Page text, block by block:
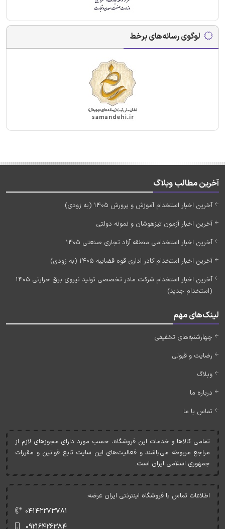
لوگوی رسانه‌های برخط
آخرین مطالب وبلاگ
آخرین اخبار استخدام آموزش و پرورش 1405 (به زودی)
آخرین اخبار آزمون تیزهوشان و نمونه دولتی
آخرین اخبار استخدامی منطقه آزاد تجاری صنعتی 1405
آخرین اخبار استخدام کادر اداری قوه قضاییه 1405 (به زودی)
آخرین اخبار استخدام شرکت مادر تخصصی تولید نیروی برق حرارتی 1405
(استخدام جدید)
لینک‌های مهم
چهارشنبه‌های تخفیفی
رضایت و قبولی
وبلاگ
درباره ما
تماس با ما
تمامی کالاها و خدمات اين فروشگاه، حسب مورد دارای مجوزهای لازم از
مراجع مربوطه می‌باشند و فعاليت‌های اين سايت تابع قوانين و مقررات
جمهوری اسلامی ايران است.
اطلاعات تماس با فروشگاه اینترنتی ایران عرضه:
۰۴۱۴۲۲۷۳۷۸۱
۰۹۲۱۶۴۲۶۳۸۴